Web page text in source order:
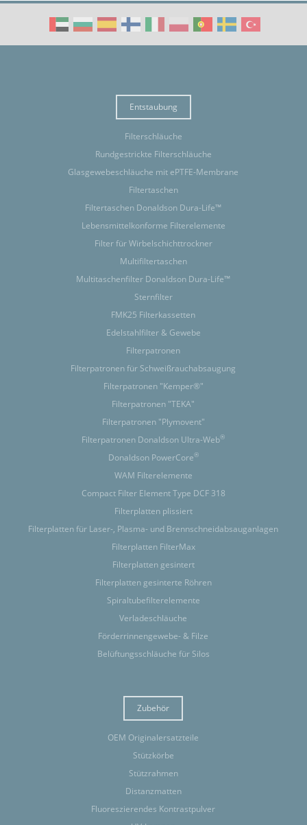
Entstaubung
Filterschläuche
Rundgestrickte Filterschläuche
Glasgewebeschläuche mit ePTFE-Membrane
Filtertaschen
Filtertaschen Donaldson Dura-Life™
Lebensmittelkonforme Filterelemente
Filter für Wirbelschichttrockner
Multifiltertaschen
Multitaschenfilter Donaldson Dura-Life™
Sternfilter
FMK25 Filterkassetten
Edelstahlfilter & Gewebe
Filterpatronen
Filterpatronen für Schweißrauchabsaugung
Filterpatronen "Kemper®"
Filterpatronen "TEKA"
Filterpatronen "Plymovent"
Filterpatronen Donaldson Ultra-Web®
Donaldson PowerCore®
WAM Filterelemente
Compact Filter Element Type DCF 318
Filterplatten plissiert
Filterplatten für Laser-, Plasma- und Brennschneidabsauganlagen
Filterplatten FilterMax
Filterplatten gesintert
Filterplatten gesinterte Röhren
Spiraltubefilterelemente
Verladeschläuche
Förderrinnengewebe- & Filze
Belüftungsschläuche für Silos
Zubehör
OEM Originalersatzteile
Stützkörbe
Stützrahmen
Distanzmatten
Fluoreszierendes Kontrastpulver